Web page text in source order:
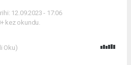
12.09.2023 - 17:06
kez okundu.
Oku)